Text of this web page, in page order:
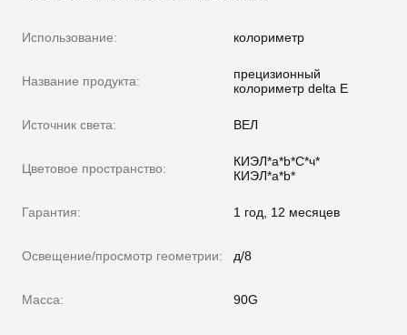
Использование: колориметр
Название продукта:
прецизионный
колориметр delta E
Источник света: ВЕЛ
Цветовое пространство:
КИЭЛ*a*b*C*ч*
КИЭЛ*a*b*
Гарантия: 1 год, 12 месяцев
Освещение/просмотр геометрии: д/8
Масса: 90G